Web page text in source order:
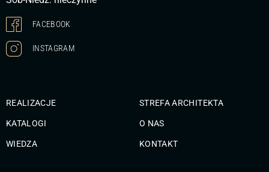
FACEBOOK
INSTAGRAM
REALIZACJE
KATALOGI
WIEDZA
STREFA ARCHITEKTA
O NAS
KONTAKT